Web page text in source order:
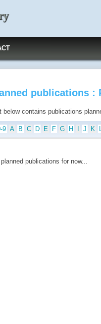
publications :
below contains publications
9 A B C D E F G H J K
publications for now...